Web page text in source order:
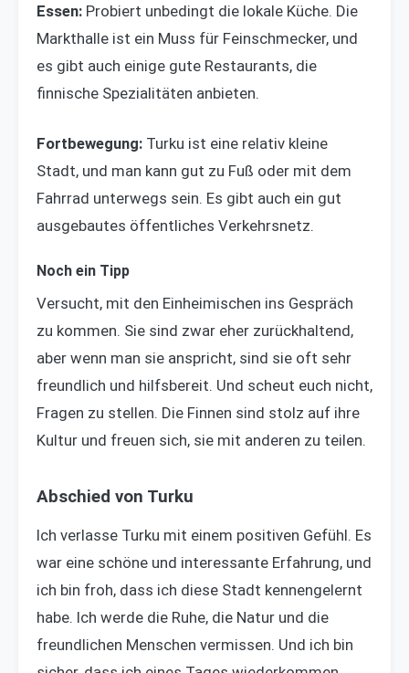
Essen: Probiert unbedingt die lokale Küche. Die
Markthalle ist ein Muss für Feinschmecker, und
es gibt auch einige gute Restaurants, die
finnische Spezialitäten anbieten.
Fortbewegung: Turku ist eine relativ kleine
Stadt, und man kann gut zu Fuß oder mit dem
Fahrrad unterwegs sein. Es gibt auch ein gut
ausgebautes öffentliches Verkehrsnetz.
Noch ein Tipp
Versucht, mit den Einheimischen ins Gespräch
zu kommen. Sie sind zwar eher zurückhaltend,
aber wenn man sie anspricht, sind sie oft sehr
freundlich und hilfsbereit. Und scheut euch nicht,
Fragen zu stellen. Die Finnen sind stolz auf ihre
Kultur und freuen sich, sie mit anderen zu teilen.
Abschied von Turku
Ich verlasse Turku mit einem positiven Gefühl. Es
war eine schöne und interessante Erfahrung, und
ich bin froh, dass ich diese Stadt kennengelernt
habe. Ich werde die Ruhe, die Natur und die
freundlichen Menschen vermissen. Und ich bin